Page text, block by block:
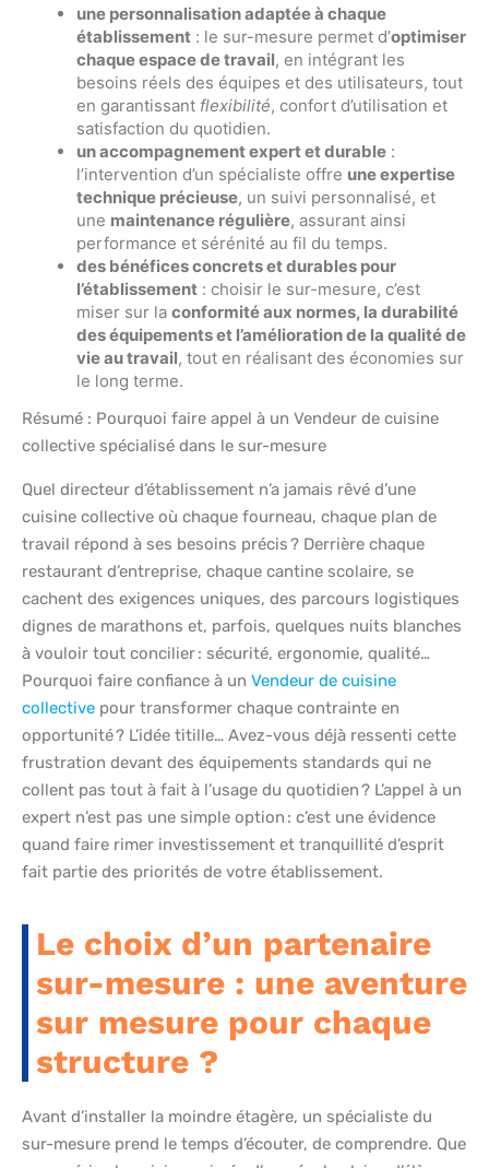
une personnalisation adaptée à chaque
établissement : le sur-mesure permet d’optimiser
chaque espace de travail, en intégrant les
besoins réels des équipes et des utilisateurs, tout
en garantissant flexibilité, confort d’utilisation et
satisfaction du quotidien.
un accompagnement expert et durable :
l’intervention d’un spécialiste offre une expertise
technique précieuse, un suivi personnalisé, et
une maintenance régulière, assurant ainsi
performance et sérénité au fil du temps.
des bénéfices concrets et durables pour
l’établissement : choisir le sur-mesure, c’est
miser sur la conformité aux normes, la durabilité
des équipements et l’amélioration de la qualité de
vie au travail, tout en réalisant des économies sur
le long terme.
Résumé : Pourquoi faire appel à un Vendeur de cuisine
collective spécialisé dans le sur-mesure
Quel directeur d’établissement n’a jamais rêvé d’une
cuisine collective où chaque fourneau, chaque plan de
travail répond à ses besoins précis ? Derrière chaque
restaurant d’entreprise, chaque cantine scolaire, se
cachent des exigences uniques, des parcours logistiques
dignes de marathons et, parfois, quelques nuits blanches
à vouloir tout concilier : sécurité, ergonomie, qualité…
Pourquoi faire confiance à un Vendeur de cuisine
collective pour transformer chaque contrainte en
opportunité ? L’idée titille… Avez-vous déjà ressenti cette
frustration devant des équipements standards qui ne
collent pas tout à fait à l’usage du quotidien ? L’appel à un
expert n’est pas une simple option : c’est une évidence
quand faire rimer investissement et tranquillité d’esprit
fait partie des priorités de votre établissement.
Le choix d’un partenaire
sur-mesure : une aventure
sur mesure pour chaque
structure ?
Avant d’installer la moindre étagère, un spécialiste du
sur-mesure prend le temps d’écouter, de comprendre. Que